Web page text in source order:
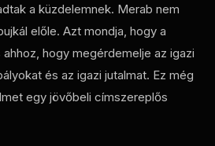
a küzdelemnek. Merab nem
előle. Azt mondja, hogy a
hogy megérdemelje az igazi
és az igazi jutalmat. Ez még
egy jövőbeli címszereplős